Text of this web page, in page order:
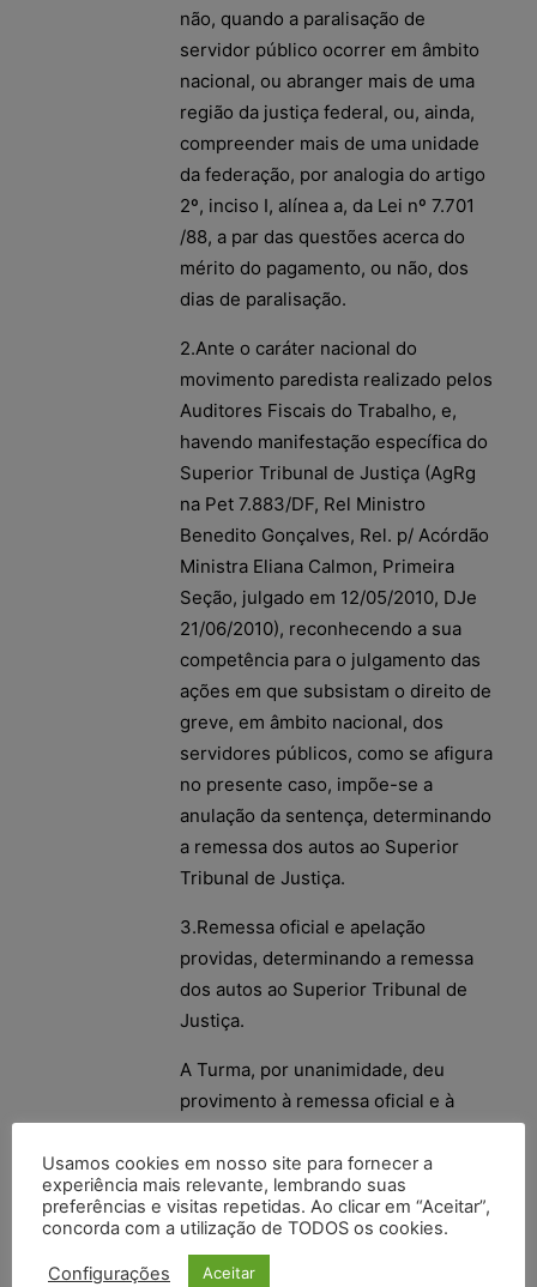
não, quando a paralisação de
servidor público ocorrer em âmbito
nacional, ou abranger mais de uma
região da justiça federal, ou, ainda,
compreender mais de uma unidade
da federação, por analogia do artigo
2º, inciso I, alínea a, da Lei nº 7.701
/88, a par das questões acerca do
mérito do pagamento, ou não, dos
dias de paralisação.
2.Ante o caráter nacional do
movimento paredista realizado pelos
Auditores Fiscais do Trabalho, e,
havendo manifestação específica do
Superior Tribunal de Justiça (AgRg
na Pet 7.883/DF, Rel Ministro
Benedito Gonçalves, Rel. p/ Acórdão
Ministra Eliana Calmon, Primeira
Seção, julgado em 12/05/2010, DJe
21/06/2010), reconhecendo a sua
competência para o julgamento das
ações em que subsistam o direito de
greve, em âmbito nacional, dos
servidores públicos, como se afigura
no presente caso, impõe-se a
anulação da sentença, determinando
a remessa dos autos ao Superior
Tribunal de Justiça.
3.Remessa oficial e apelação
providas, determinando a remessa
dos autos ao Superior Tribunal de
Justiça.
A Turma, por unanimidade, deu
provimento à remessa oficial e à
(Número 0009266-
03.2006.4.01.3600 Classe APELAÇÃO
CIVEL (AC) Relator(a)
DESEMBARGADOR FEDERAL JOÃO
Usamos cookies em nosso site para fornecer a
experiência mais relevante, lembrando suas
preferências e visitas repetidas. Ao clicar em “Aceitar”,
concorda com a utilização de TODOS os cookies.
Configurações Aceitar